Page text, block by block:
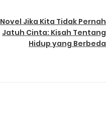
Novel Jika Kita Tidak Pernah
Jatuh Cinta: Kisah Tentang
Hidup yang Berbeda